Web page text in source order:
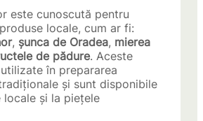
este cunoscută pentru
locale, cum ar fi:
, șunca de Oradea, mierea
de pădure. Aceste
în prepararea
și sunt disponibile
locale și la piețele